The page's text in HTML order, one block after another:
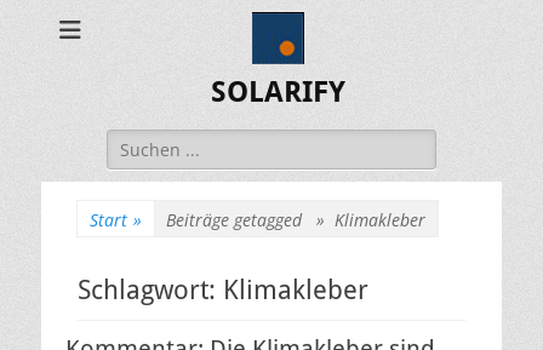
SOLARIFY
Suchen
nach:
Start » Beiträge getagged » Klimakleber
Schlagwort: Klimakleber